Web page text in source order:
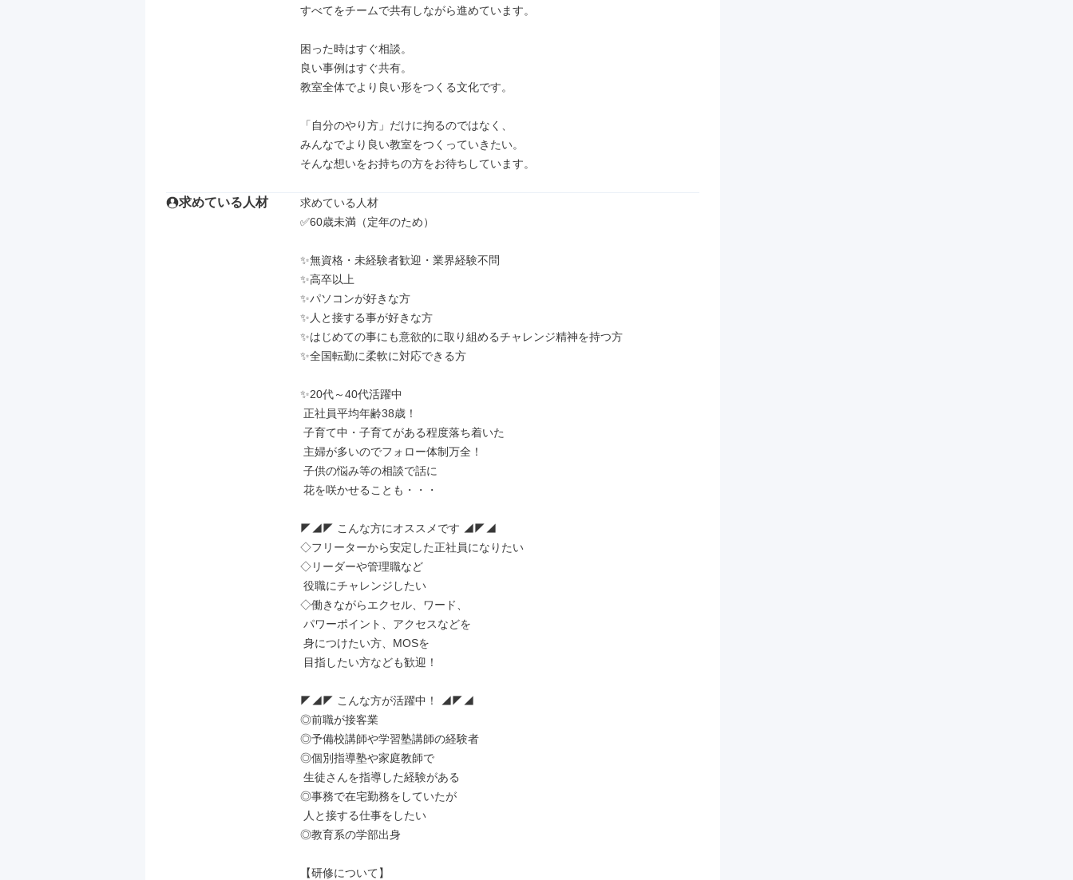
すべてをチームで共有しながら進めています。
困った時はすぐ相談。
良い事例はすぐ共有。
教室全体でより良い形をつくる文化です。
「自分のやり方」だけに拘るのではなく、
みんなでより良い教室をつくっていきたい。
そんな想いをお持ちの方をお待ちしています。
求めている人材
求めている人材
✅60歳未満（定年のため）
✨無資格・未経験者歓迎・業界経験不問
✨高卒以上
✨パソコンが好きな方
✨人と接する事が好きな方
✨はじめての事にも意欲的に取り組めるチャレンジ精神を持つ方
✨全国転勤に柔軟に対応できる方
✨20代～40代活躍中
◤◢◤ こんな方にオススメです ◢◤◢
◇フリーターから安定した正社員になりたい
◇リーダーや管理職など
◇働きながらエクセル、ワード、
◤◢◤ こんな方が活躍中！ ◢◤◢
◎前職が接客業
◎予備校講師や学習塾講師の経験者
◎個別指導塾や家庭教師で
◎事務で在宅勤務をしていたが
◎教育系の学部出身
【研修について】